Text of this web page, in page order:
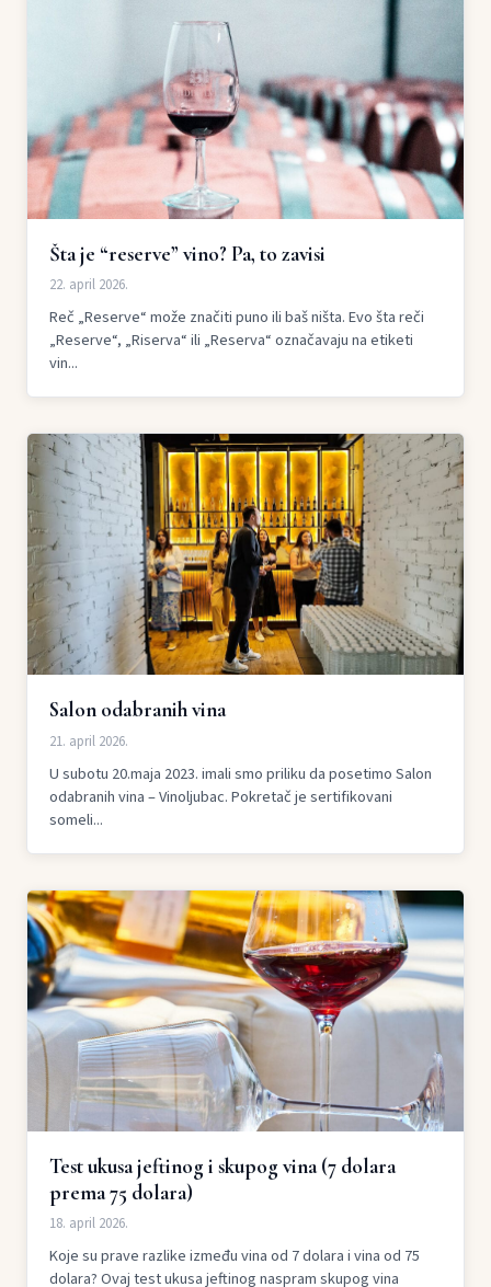
Šta je “reserve” vino? Pa, to zavisi
22. april 2026.
Reč „Reserve“ može značiti puno ili baš ništa. Evo šta reči
„Reserve“, „Riserva“ ili „Reserva“ označavaju na etiketi
vin...
Salon odabranih vina
21. april 2026.
U subotu 20.maja 2023. imali smo priliku da posetimo Salon
odabranih vina – Vinoljubac. Pokretač je sertifikovani
someli...
Test ukusa jeftinog i skupog vina (7 dolara
prema 75 dolara)
18. april 2026.
Koje su prave razlike između vina od 7 dolara i vina od 75
dolara? Ovaj test ukusa jeftinog naspram skupog vina